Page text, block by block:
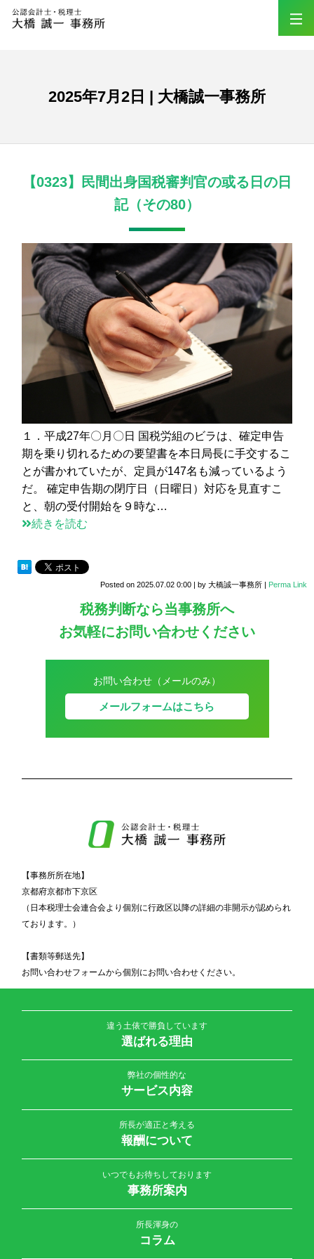
2025年7月2日 | 大橋誠一事務所
【0323】民間出身国税審判官の或る日の日
記（その80）
１．平成27年〇月〇日 国税労組のビラは、確定申告
期を乗り切れるための要望書を本日局長に手交するこ
とが書かれていたが、定員が147名も減っているよう
だ。 確定申告期の閉庁日（日曜日）対応を見直すこ
と、朝の受付開始を９時な…
続きを読む
Posted on 2025.07.02 0:00 | by 大橋誠一事務所 | Perma Link
税務判断なら当事務所へ
お気軽にお問い合わせください
お問い合わせ（メールのみ）
メールフォームはこちら
【事務所所在地】
京都府京都市下京区
（日本税理士会連合会より個別に行政区以降の詳細の非開示が認められ
ております。）
【書類等郵送先】
お問い合わせフォームから個別にお問い合わせください。
違う土俵で勝負しています
選ばれる理由
弊社の個性的な
サービス内容
所長が適正と考える
報酬について
いつでもお待ちしております
事務所案内
所長渾身の
コラム